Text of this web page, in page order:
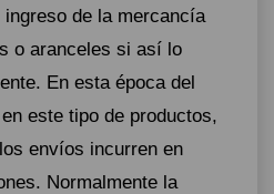
de la mercancía
o aranceles si así lo
En esta época del
este tipo de productos,
envíos incurren en
Normalmente la